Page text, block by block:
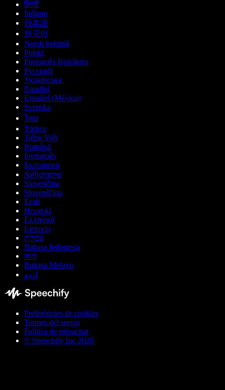
हिन्दी
Italiano
日本語
한국어
Norsk bokmål
Polski
Português Brasileiro
Русский
Українська
Español
Español (México)
Svenska
ไทย
Türkçe
Tiếng Việt
Română
Português
Български
ქართული
Slovenčina
Slovenščina
Eesti
Hrvatski
Ελληνικά
Lietuvių
עברית
Bahasa Indonesia
বাংলা
Bahasa Melayu
اردو
Preferències de cookies
Termes del servei
Política de privacitat
© Speechify Inc 2026